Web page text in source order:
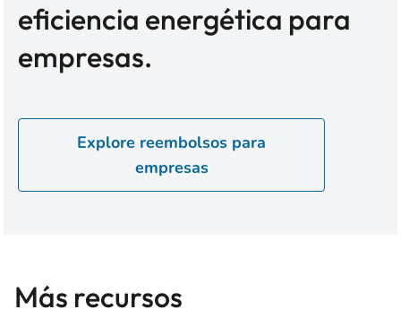
eficiencia energética para
empresas.
Explore reembolsos para
empresas
Más recursos